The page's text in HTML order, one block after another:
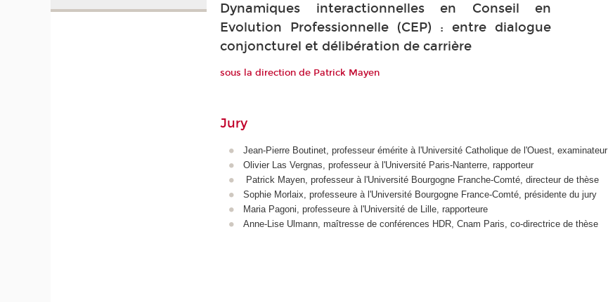
Dynamiques interactionnelles en Conseil en
Evolution Professionnelle (CEP) : entre dialogue
conjoncturel et délibération de carrière
sous la direction de Patrick Mayen
Jury
Jean-Pierre Boutinet, professeur émérite à l'Université Catholique de l'Ouest, examinateur
Olivier Las Vergnas, professeur à l'Université Paris-Nanterre, rapporteur
Patrick Mayen, professeur à l'Université Bourgogne Franche-Comté, directeur de thèse
Sophie Morlaix, professeure à l'Université Bourgogne France-Comté, présidente du jury
Maria Pagoni, professeure à l'Université de Lille, rapporteure
Anne-Lise Ulmann, maîtresse de conférences HDR, Cnam Paris, co-directrice de thèse